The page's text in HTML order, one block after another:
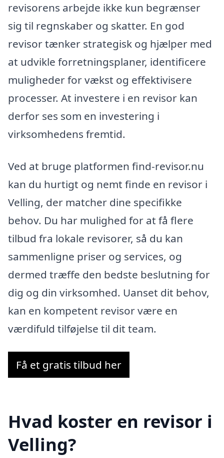
revisorens arbejde ikke kun begrænser
sig til regnskaber og skatter. En god
revisor tænker strategisk og hjælper med
at udvikle forretningsplaner, identificere
muligheder for vækst og effektivisere
processer. At investere i en revisor kan
derfor ses som en investering i
virksomhedens fremtid.
Ved at bruge platformen find-revisor.nu
kan du hurtigt og nemt finde en revisor i
Velling, der matcher dine specifikke
behov. Du har mulighed for at få flere
tilbud fra lokale revisorer, så du kan
sammenligne priser og services, og
dermed træffe den bedste beslutning for
dig og din virksomhed. Uanset dit behov,
kan en kompetent revisor være en
værdifuld tilføjelse til dit team.
Få et gratis tilbud her
Hvad koster en revisor i
Velling?